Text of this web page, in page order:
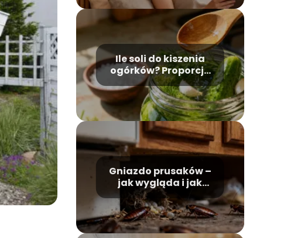
Ile soli do kiszenia
ogórków? Proporcje
idealnej zalewy
Gniazdo prusaków –
jak wygląda i jak
skutecznie je
zwalczyć?